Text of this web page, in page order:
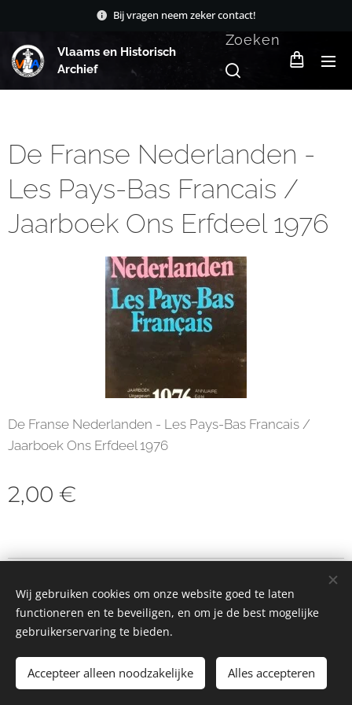
Bij vragen neem zeker contact!
Vlaams en Historisch
Archief
Zoeken
De Franse Nederlanden -
Les Pays-Bas Francais /
Jaarboek Ons Erfdeel 1976
De Franse Nederlanden - Les Pays-Bas Francais /
Jaarboek Ons Erfdeel 1976
2,00 €
Toevoegen aan de winkelwagen
Cookies
Wij gebruiken cookies om onze website goed te laten
functioneren en te beveiligen, en om je de best mogelijke
gebruikerservaring te bieden.
Accepteer alleen noodzakelijke Alles accepteren